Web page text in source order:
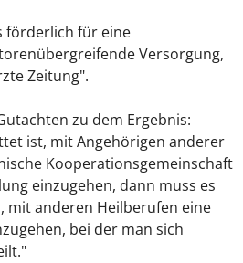
förderlich für eine
Versorgung,
Zeitung".
zu dem Ergebnis:
ist, mit Angehörigen anderer
Kooperationsgemeinschaft
einzugehen, dann muss es
mit anderen Heilberufen eine
bei der man sich